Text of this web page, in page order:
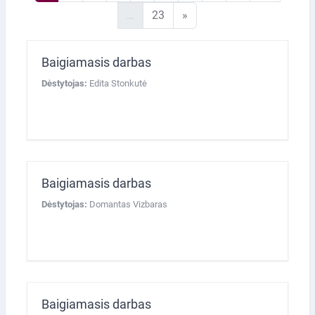
23 23 puslapis
»
Baigiamasis darbas
Dėstytojas: Edita Stonkutė
Baigiamasis darbas
Dėstytojas: Domantas Vizbaras
Baigiamasis darbas